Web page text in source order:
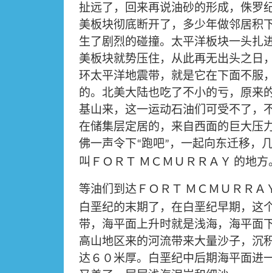
扯远了，回来再说油砂的形成，侏罗
美板块彻底断开了，多少年做邻居积
生了剧烈的碰撞。太平洋板块一头扎
美板块就势压住，从此再无出头之日
环太平洋地震带，就是它在下面不服
的。北美大陆也吃了不小的亏，原来
基山来，这一运动石油们可受不了，
在储集层定居的，来自西面的巨大压
佛一声令下“跑吧” ，一起向东迁移，
叫ＦＯＲＴ ＭＣＭＵＲＲＡＹ 的地方
等油们到达ＦＯＲＴ ＭＣＭＵＲＲ
白垩纪的末期了，在白垩纪早期，这
带，海平面上升时就是浅海，海平面
高山地区来的河流带来大量沙子，沉
达６０米厚。白垩纪中后期海平面进